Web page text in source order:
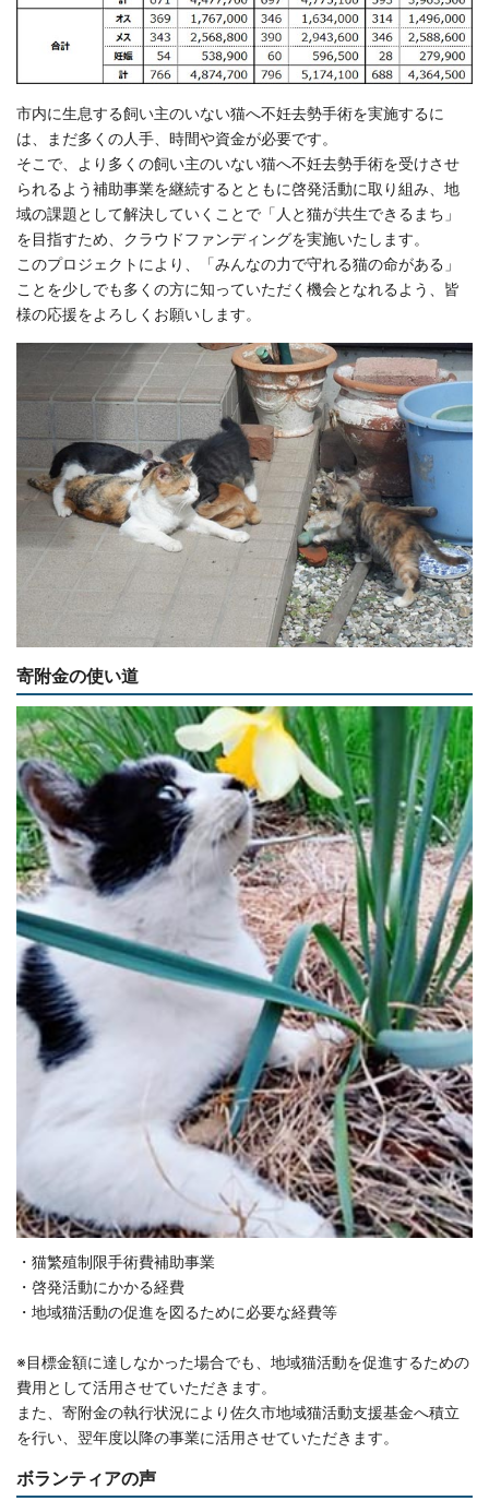
市内に生息する飼い主のいない猫へ不妊去勢手術を実施するに
は、まだ多くの人手、時間や資金が必要です。
そこで、より多くの飼い主のいない猫へ不妊去勢手術を受けさせ
られるよう補助事業を継続するとともに啓発活動に取り組み、地
域の課題として解決していくことで「人と猫が共生できるまち」
を目指すため、クラウドファンディングを実施いたします。
このプロジェクトにより、「みんなの力で守れる猫の命がある」
ことを少しでも多くの方に知っていただく機会となれるよう、皆
様の応援をよろしくお願いします。
寄附金の使い道
・猫繁殖制限手術費補助事業
・啓発活動にかかる経費
・地域猫活動の促進を図るために必要な経費等
※目標金額に達しなかった場合でも、地域猫活動を促進するための
費用として活用させていただきます。
また、寄附金の執行状況により佐久市地域猫活動支援基金へ積立
を行い、翌年度以降の事業に活用させていただきます。
ボランティアの声